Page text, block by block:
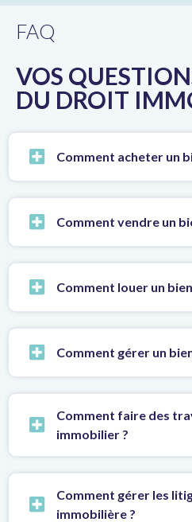
FAQ
VOS
DU DROIT
Comment acheter un
Comment vendre un
Comment louer un
Comment gérer un
Comment faire des
immobilier ?
Comment gérer les
immobilière ?